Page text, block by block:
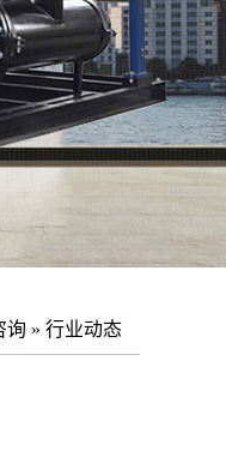
询 » 行业动态